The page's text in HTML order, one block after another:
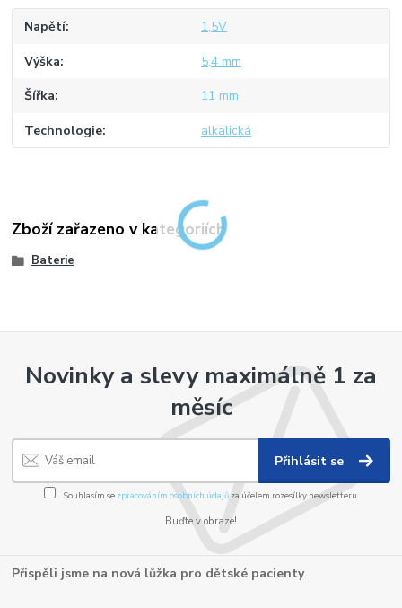
Napětí 1,5V
Výška 5,4 mm
Šířka 11 mm
Technologie alkalická
Zboží zařazeno v kategoriích
Baterie
Novinky a slevy maximálně 1 za
měsíc
Přihlásit se
Souhlasím se zpracováním osobních údajůza účelem rozesílky newsletteru.
Buďte v obraze!
Přispěli jsme na nová lůžka pro dětské pacienty.